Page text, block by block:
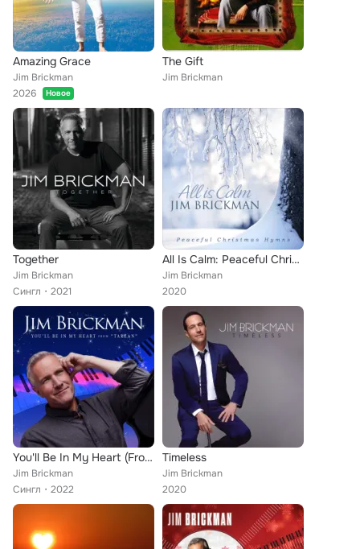
Amazing Grace
Jim Brickman
2026
Новое
The Gift
Jim Brickman
Together
Jim Brickman
Сингл
2021
All Is Calm: Peaceful Christmas Hymns
Jim Brickman
2020
You'll Be In My Heart (From "Tarzan")
Jim Brickman
Сингл
2022
Timeless
Jim Brickman
2020